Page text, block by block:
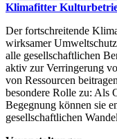
Klimafitter
Der fortschreitende
wirksamer
alle gesellschaftlichen
aktiv zur Verringerung
von Ressourcen
besondere Rolle zu: Als
Begegnung können sie
gesellschaftlichen